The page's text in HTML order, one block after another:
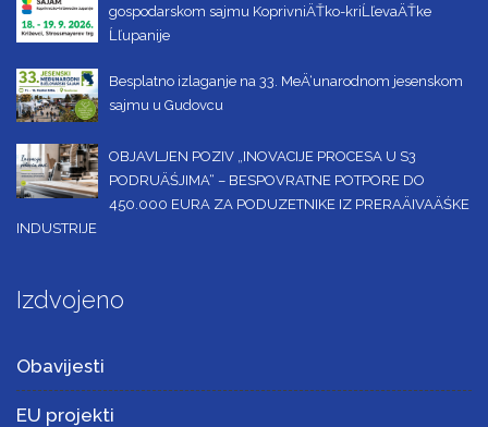
gospodarskom sajmu KoprivniÄŤko-kriĹľevaÄŤke
Ĺľupanije
Besplatno izlaganje na 33. MeÄ‘unarodnom jesenskom
sajmu u Gudovcu
OBJAVLJEN POZIV „INOVACIJE PROCESA U S3
PODRUÄŚJIMA“ – BESPOVRATNE POTPORE DO
450.000 EURA ZA PODUZETNIKE IZ PRERAÄIVAÄŚKE
INDUSTRIJE
Izdvojeno
Obavijesti
EU projekti